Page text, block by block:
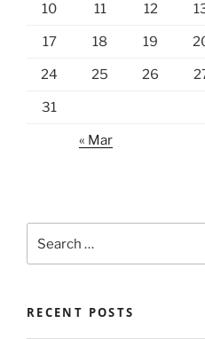
10 11 12
17 18 19
24 25 26
31
« Mar
for:
RECENT POSTS